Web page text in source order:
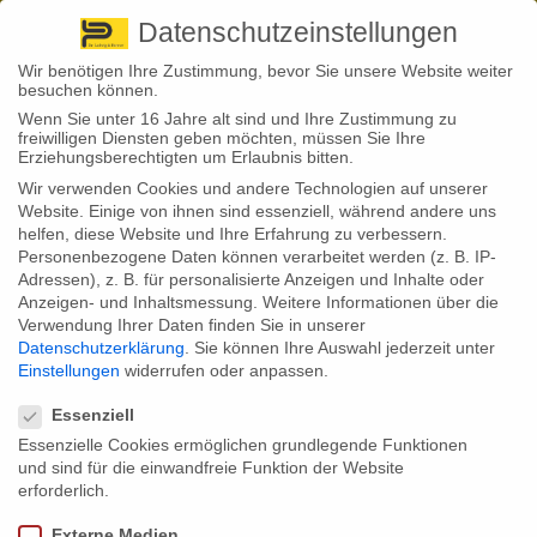
+ 49 3501 528571 |
Back to News
12
Stephan Fröhlich
Altersvorsorge mit Aktien: Was
Deutsche hindert
Was hindert Deutsche daran, ihre Altersvorsorge mit Aktien zu
gestalten? Das wollte ein Versicherer mittels Umfrage herausfinden.
Das Geschehen an den Börsen interessiert die Mehrheit der Deutschen
Börsennachrichten und geben an, mit den Chancen und Risiken eines
Datenschutzeinstellungen
Wir benötigen Ihre Zustimmung, bevor Sie unsere Website weiter
besuchen können.
Wenn Sie unter 16 Jahre alt sind und Ihre Zustimmung zu
freiwilligen Diensten geben möchten, müssen Sie Ihre
Erziehungsberechtigten um Erlaubnis bitten.
Wir verwenden Cookies und andere Technologien auf unserer
Website. Einige von ihnen sind essenziell, während andere uns
helfen, diese Website und Ihre Erfahrung zu verbessern.
Personenbezogene Daten können verarbeitet werden (z. B. IP-
Adressen), z. B. für personalisierte Anzeigen und Inhalte oder
Anzeigen- und Inhaltsmessung. Weitere Informationen über die
Verwendung Ihrer Daten finden Sie in unserer
Datenschutzerklärung
Sie können Ihre Auswahl jederzeit unter
Einstellungen widerrufen oder anpassen.
Essenziell
Essenzielle Cookies ermöglichen grundlegende Funktionen
und sind für die einwandfreie Funktion der Website
erforderlich.